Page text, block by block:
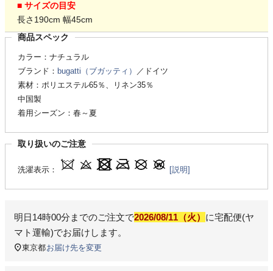
■ サイズの目安
長さ190cm 幅45cm
商品スペック
カラー：ナチュラル
ブランド： bugatti（ブガッティ）
／ドイツ
素材：ポリエステル65％、リネン35％
中国製
着用シーズン：春～夏
取り扱いのご注意
洗濯表示： [説明]
明日14時00分 までのご注文で2026/08/11（火） に宅配便(ヤ
マト運輸)でお届けします。
東京都お届け先を変更